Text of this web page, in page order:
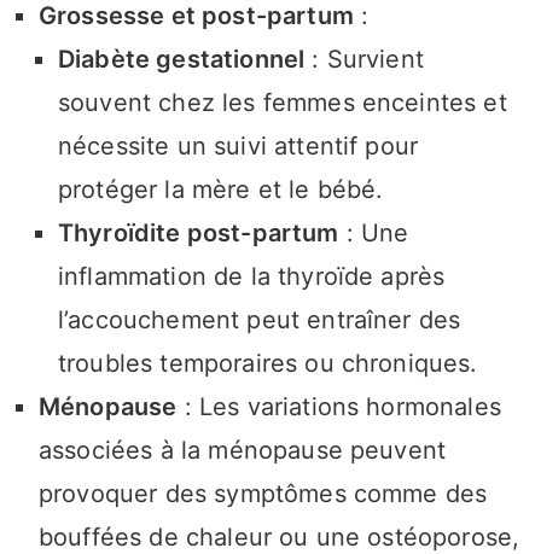
Grossesse et post-partum :
Diabète gestationnel : Survient
souvent chez les femmes enceintes et
nécessite un suivi attentif pour
protéger la mère et le bébé.
Thyroïdite post-partum : Une
inflammation de la thyroïde après
l’accouchement peut entraîner des
troubles temporaires ou chroniques.
Ménopause : Les variations hormonales
associées à la ménopause peuvent
provoquer des symptômes comme des
bouffées de chaleur ou une ostéoporose,